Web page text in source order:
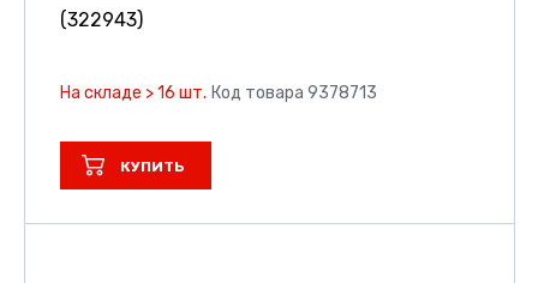
(322943)
На складе > 16 шт. Код товара 9378713
КУПИТЬ